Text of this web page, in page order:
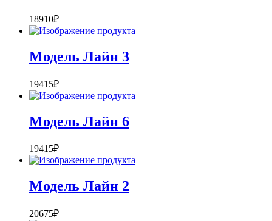
18910₽
Модель Лайн 3
19415₽
Модель Лайн 6
19415₽
Модель Лайн 2
20675₽